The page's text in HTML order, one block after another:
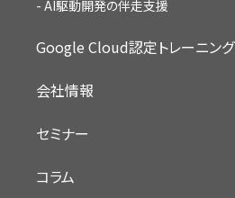
AI駆動開発の伴走支援
Google Cloud認定トレーニング
会社情報
セミナー
コラム